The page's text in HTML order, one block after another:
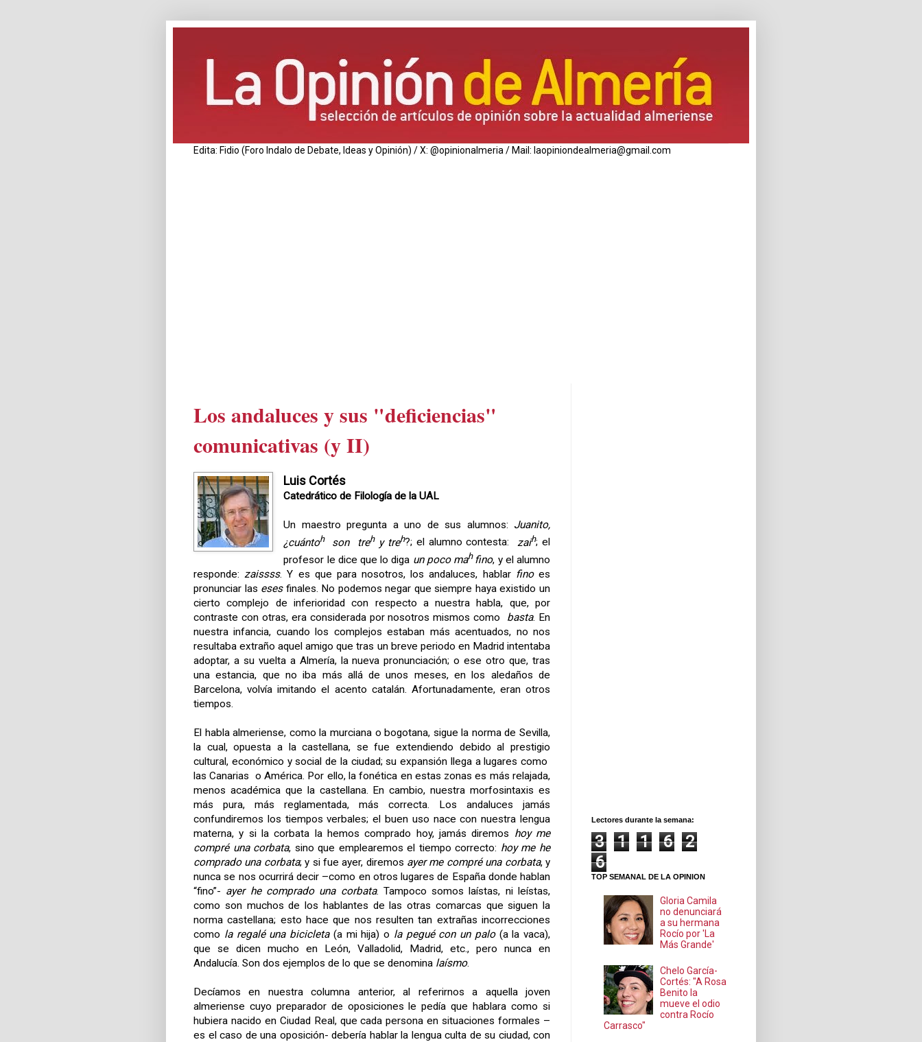
Edita: Fidio (Foro Indalo de Debate, Ideas y Opinión) / X: @opinionalmeria / Mail: laopiniondealmeria@gmail.com
Los andaluces y sus "deficiencias"
comunicativas (y II)
Luis Cortés
Catedrático de Filología de la UAL
Un maestro pregunta a uno de sus alumnos: Juanito,
¿cuántoh son trehy treh?; el alumno contesta: zaih; el
profesor le dice que lo diga un poco mah fino, y el alumno
responde:zaissss. Y es que para nosotros, los andaluces, hablar finoes
pronunciar las eses finales. No podemos negar que siempre haya existido un
cierto complejo de inferioridad con respecto a nuestra habla, que, por
contraste con otras, era considerada por nosotros mismos como
basta. En
nuestra infancia, cuando los complejos estaban más acentuados, no nos
resultaba extraño aquel amigo que tras un breve periodo en Madrid intentaba
adoptar, a su vuelta a Almería, la nueva pronunciación; o ese otro que, tras
una estancia, que no iba más allá de unos meses, en los aledaños de
Barcelona, volvía imitando el acento catalán. Afortunadamente, eran otros
tiempos.
El habla almeriense, como la murciana o bogotana, sigue la norma de Sevilla,
la cual, opuesta a la castellana, se fue extendiendo debido al prestigio
cultural, económico y social de la ciudad; su expansión llega a lugares como
las Canarias o América. Por ello, la fonética en estas zonas es más relajada,
menos académica que la castellana. En cambio, nuestra morfosintaxis es
más pura, más reglamentada, más correcta. Los andaluces jamás
confundiremos los tiempos verbales; el buen uso nace con nuestra lengua
materna, y si la corbata la hemos comprado hoy, jamás diremos hoy me
compré una corbata, sino que emplearemos el tiempo correcto: hoy me he
comprado una corbata; y si fue ayer, diremos ayer me compré una corbata, y
nunca se nos ocurrirá decir –como en otros lugares de España donde hablan
“fino”- ayer he comprado una corbata. Tampoco somos laístas, ni leístas,
como son muchos de los hablantes de las otras comarcas que siguen la
norma castellana; esto hace que nos resulten tan extrañas incorrecciones
como la regalé una bicicleta (a mi hija) o la pegué con un palo(a la vaca),
que se dicen mucho en León, Valladolid, Madrid, etc., pero nunca en
Andalucía. Son dos ejemplos de lo que se denomina laísmo.
Decíamos en nuestra columna anterior, al referirnos a aquella joven
almeriense cuyo preparador de oposiciones le pedía que hablara como si
hubiera nacido en Ciudad Real, que cada persona en situaciones formales –
es el caso de una oposición- debería hablar la lengua culta de su ciudad, con
Lectores durante la semana:
3 1 1 6
2
6
TOP SEMANAL DE LA OPINION
Gloria Camila
no denunciará
a su hermana
Rocío por 'La
Más Grande'
Chelo García-
Cortés: "A Rosa
Benito la
mueve el odio
contra Rocío
Carrasco"